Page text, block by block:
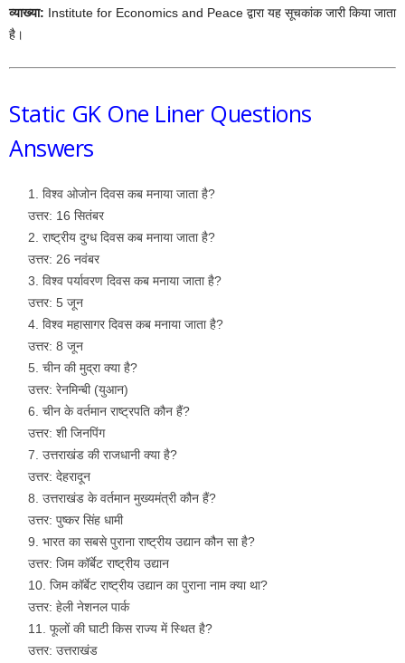
व्याख्या: Institute for Economics and Peace द्वारा यह सूचकांक जारी किया जाता
है।
Static GK One Liner Questions
Answers
विश्व ओजोन दिवस कब मनाया जाता है?
उत्तर: 16 सितंबर
राष्ट्रीय दुग्ध दिवस कब मनाया जाता है?
उत्तर: 26 नवंबर
विश्व पर्यावरण दिवस कब मनाया जाता है?
उत्तर: 5 जून
विश्व महासागर दिवस कब मनाया जाता है?
उत्तर: 8 जून
चीन की मुद्रा क्या है?
उत्तर: रेनमिन्बी (युआन)
चीन के वर्तमान राष्ट्रपति कौन हैं?
उत्तर: शी जिनपिंग
उत्तराखंड की राजधानी क्या है?
उत्तर: देहरादून
उत्तराखंड के वर्तमान मुख्यमंत्री कौन हैं?
उत्तर: पुष्कर सिंह धामी
भारत का सबसे पुराना राष्ट्रीय उद्यान कौन सा है?
उत्तर: जिम कॉर्बेट राष्ट्रीय उद्यान
जिम कॉर्बेट राष्ट्रीय उद्यान का पुराना नाम क्या था?
उत्तर: हेली नेशनल पार्क
फूलों की घाटी किस राज्य में स्थित है?
उत्तर: उत्तराखंड